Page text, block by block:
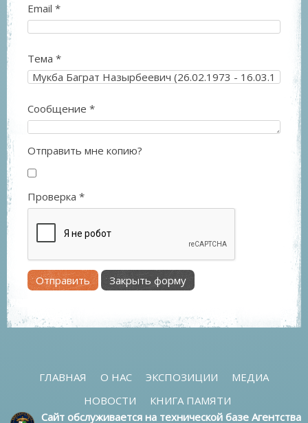
Email *
Тема *
Сообщение *
Отправить мне копию?
Проверка *
Отправить Закрыть форму
ГЛАВНАЯ О НАС ЭКСПОЗИЦИИ
МЕДИА
НОВОСТИ
КНИГА ПАМЯТИ
Сайт обслуживается на технической базе Агентства